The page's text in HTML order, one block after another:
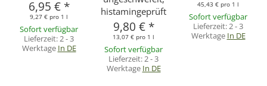
6,95 € *
9,27 € pro 1 l
Sofort verfügbar
Lieferzeit:2 - 3
Werktage In DE
histamingeprüft
9,80 € *
13,07 € pro 1 l
Sofort verfügbar
Lieferzeit:2 - 3
Werktage In DE
45,43 € pro 1 l
Sofort verfügbar
Lieferzeit:2 - 3
Werktage In DE